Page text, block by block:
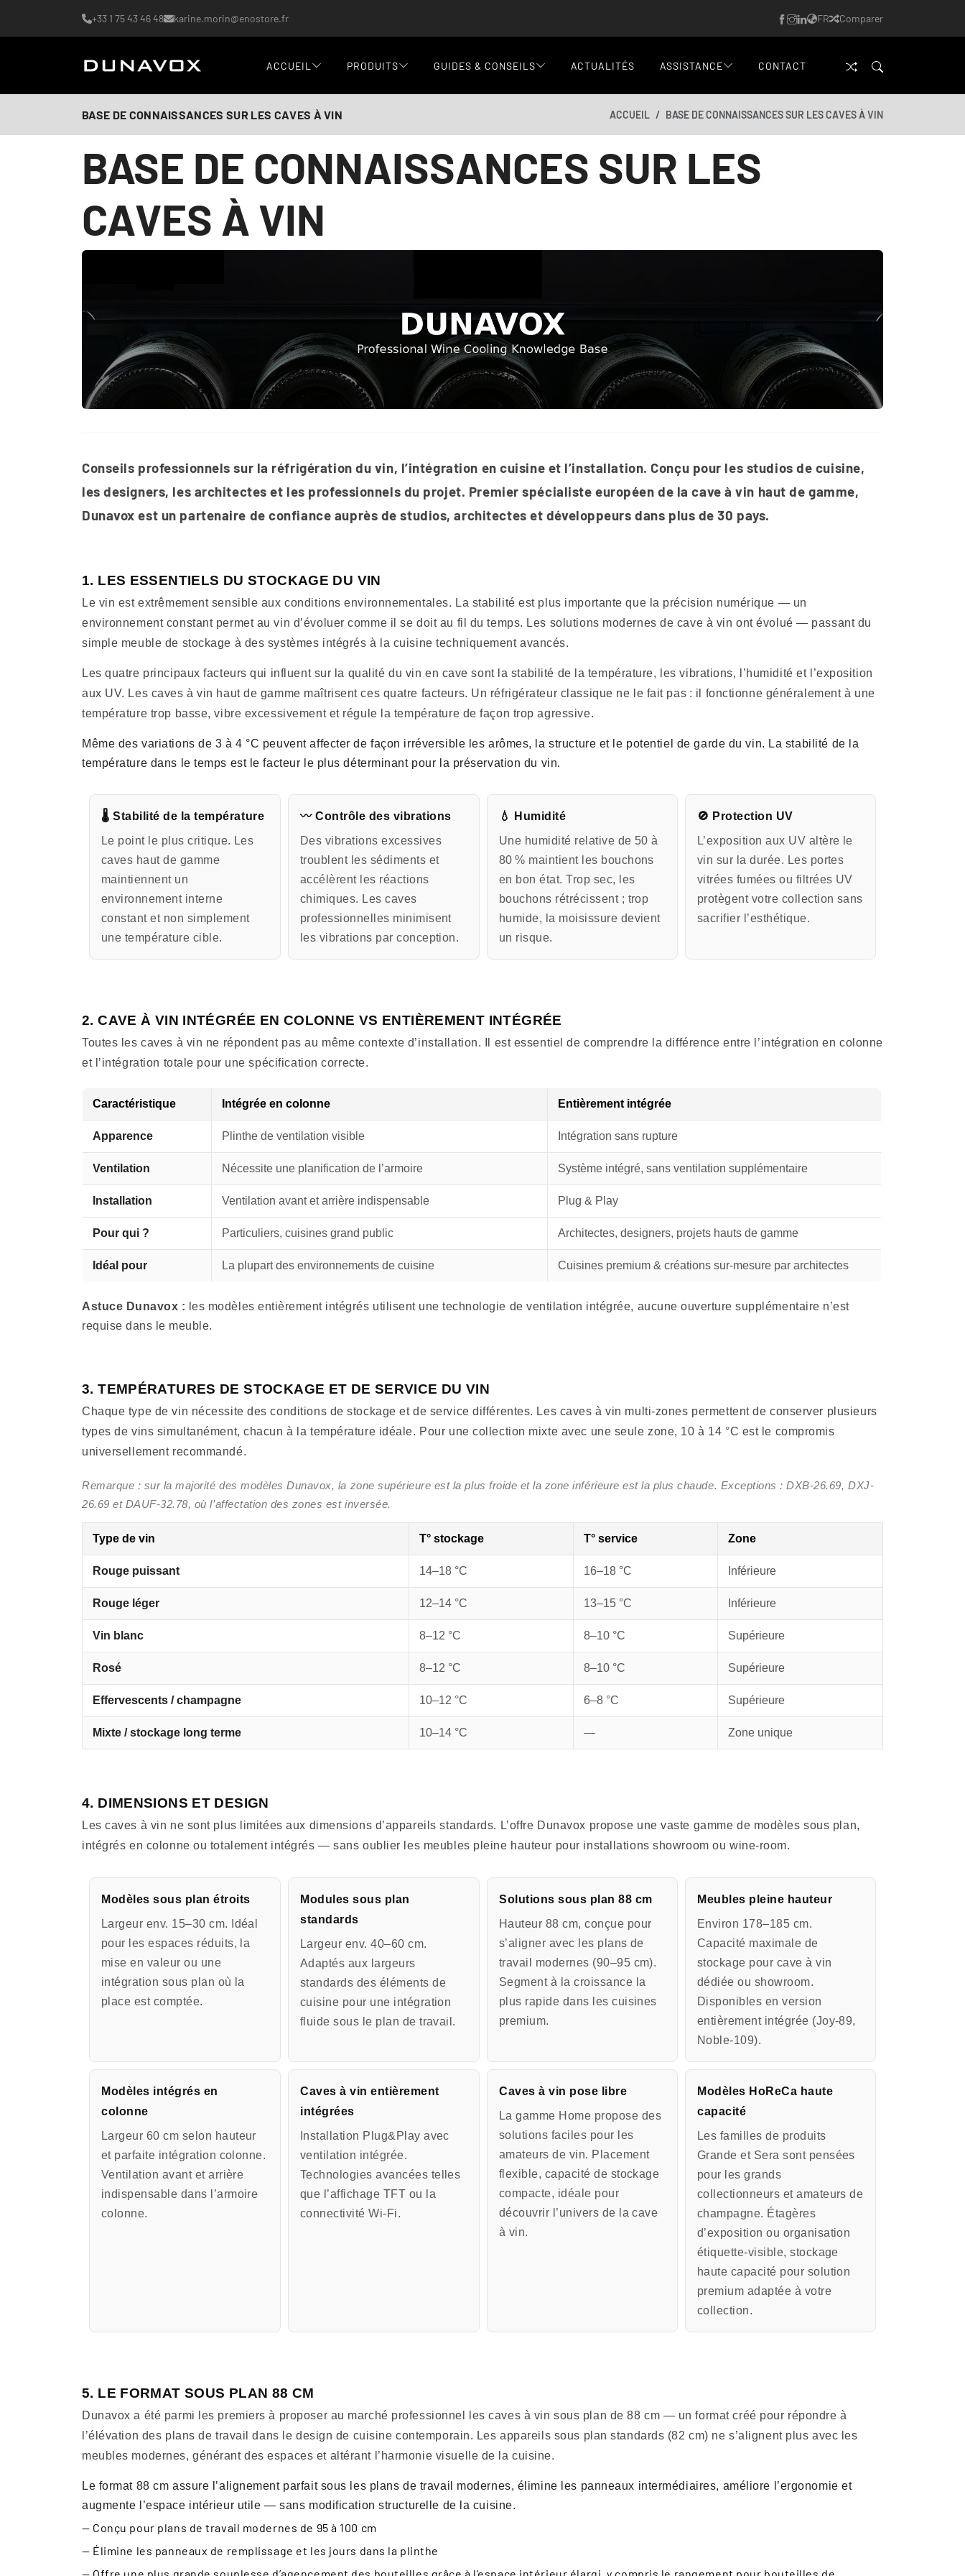
+33 1 75 43 46 48 karine.morin@enostore.fr FR Comparer
ACCUEIL PRODUITS GUIDES & CONSEILS ACTUALITÉS ASSISTANCE CONTACT
BASE DE CONNAISSANCES SUR LES CAVES À VIN ACCUEIL BASE DE CONNAISSANCES SUR LES CAVES À VIN
BASE DE CONNAISSANCES SUR LES
CAVES À VIN
Conseils professionnels sur la réfrigération du vin, l’intégration en cuisine et l’installation. Conçu pour les studios de cuisine,
les designers, les architectes et les professionnels du projet. Premier spécialiste européen de la cave à vin haut de gamme,
Dunavox est un partenaire de confiance auprès de studios, architectes et développeurs dans plus de 30 pays.
1. LES ESSENTIELS DU STOCKAGE DU VIN
Le vin est extrêmement sensible aux conditions environnementales. La stabilité est plus importante que la précision numérique — un
environnement constant permet au vin d’évoluer comme il se doit au fil du temps. Les solutions modernes de cave à vin ont évolué — passant du
simple meuble de stockage à des systèmes intégrés à la cuisine techniquement avancés.
Les quatre principaux facteurs qui influent sur la qualité du vin en cave sont la stabilité de la température, les vibrations, l’humidité et l’exposition
aux UV. Les caves à vin haut de gamme maîtrisent ces quatre facteurs. Un réfrigérateur classique ne le fait pas : il fonctionne généralement à une
température trop basse, vibre excessivement et régule la température de façon trop agressive.
Même des variations de 3 à 4 °C peuvent affecter de façon irréversible les arômes, la structure et le potentiel de garde du vin. La stabilité de la
température dans le temps est le facteur le plus déterminant pour la préservation du vin.
🌡 Stabilité de la température
Le point le plus critique. Les
caves haut de gamme
maintiennent un
environnement interne
constant et non simplement
une température cible.
〰 Contrôle des vibrations
Des vibrations excessives
troublent les sédiments et
accélèrent les réactions
chimiques. Les caves
professionnelles minimisent
les vibrations par conception.
💧 Humidité
Une humidité relative de 50 à
80 % maintient les bouchons
en bon état. Trop sec, les
bouchons rétrécissent ; trop
humide, la moisissure devient
un risque.
🚫 Protection UV
L’exposition aux UV altère le
vin sur la durée. Les portes
vitrées fumées ou filtrées UV
protègent votre collection sans
sacrifier l’esthétique.
2. CAVE À VIN INTÉGRÉE EN COLONNE VS ENTIÈREMENT INTÉGRÉE
Toutes les caves à vin ne répondent pas au même contexte d’installation. Il est essentiel de comprendre la différence entre l’intégration en colonne
et l’intégration totale pour une spécification correcte.
Caractéristique Intégrée en colonne Entièrement intégrée
Apparence Plinthe de ventilation visible Intégration sans rupture
Ventilation Nécessite une planification de l’armoire Système intégré, sans ventilation supplémentaire
Installation Ventilation avant et arrière indispensable Plug & Play
Pour qui ? Particuliers, cuisines grand public Architectes, designers, projets hauts de gamme
Idéal pour La plupart des environnements de cuisine Cuisines premium & créations sur-mesure par architectes
Astuce Dunavox : les modèles entièrement intégrés utilisent une technologie de ventilation intégrée, aucune ouverture supplémentaire n’est
requise dans le meuble.
3. TEMPÉRATURES DE STOCKAGE ET DE SERVICE DU VIN
Chaque type de vin nécessite des conditions de stockage et de service différentes. Les caves à vin multi-zones permettent de conserver plusieurs
types de vins simultanément, chacun à la température idéale. Pour une collection mixte avec une seule zone, 10 à 14 °C est le compromis
universellement recommandé.
Remarque : sur la majorité des modèles Dunavox, la zone supérieure est la plus froide et la zone inférieure est la plus chaude. Exceptions : DXB-26.69, DXJ-
26.69 et DAUF-32.78, où l’affectation des zones est inversée.
Type de vin T° stockage T° service Zone
Rouge puissant 14–18 °C 16–18 °C Inférieure
Rouge léger 12–14 °C 13–15 °C Inférieure
Vin blanc 8–12 °C 8–10 °C Supérieure
Rosé 8–12 °C 8–10 °C Supérieure
Effervescents / champagne 10–12 °C 6–8 °C Supérieure
Mixte / stockage long terme 10–14 °C — Zone unique
4. DIMENSIONS ET DESIGN
Les caves à vin ne sont plus limitées aux dimensions d’appareils standards. L’offre Dunavox propose une vaste gamme de modèles sous plan,
intégrés en colonne ou totalement intégrés — sans oublier les meubles pleine hauteur pour installations showroom ou wine-room.
Modèles sous plan étroits
Largeur env. 15–30 cm. Idéal
pour les espaces réduits, la
mise en valeur ou une
intégration sous plan où la
place est comptée.
Modules sous plan
standards
Largeur env. 40–60 cm.
Adaptés aux largeurs
standards des éléments de
cuisine pour une intégration
fluide sous le plan de travail.
Solutions sous plan 88 cm
Hauteur 88 cm, conçue pour
s’aligner avec les plans de
travail modernes (90–95 cm).
Segment à la croissance la
plus rapide dans les cuisines
premium.
Meubles pleine hauteur
Environ 178–185 cm.
Capacité maximale de
stockage pour cave à vin
dédiée ou showroom.
Disponibles en version
entièrement intégrée (Joy-89,
Noble-109).
Modèles intégrés en
colonne
Largeur 60 cm selon hauteur
et parfaite intégration colonne.
Ventilation avant et arrière
indispensable dans l’armoire
colonne.
Caves à vin entièrement
intégrées
Installation Plug&Play avec
ventilation intégrée.
Technologies avancées telles
que l’affichage TFT ou la
connectivité Wi-Fi.
Caves à vin pose libre
La gamme Home propose des
solutions faciles pour les
amateurs de vin. Placement
flexible, capacité de stockage
compacte, idéale pour
découvrir l’univers de la cave
à vin.
Modèles HoReCa haute
capacité
Les familles de produits
Grande et Sera sont pensées
pour les grands
collectionneurs et amateurs de
champagne. Étagères
d’exposition ou organisation
étiquette-visible, stockage
haute capacité pour solution
premium adaptée à votre
collection.
5. LE FORMAT SOUS PLAN 88 CM
Dunavox a été parmi les premiers à proposer au marché professionnel les caves à vin sous plan de 88 cm — un format créé pour répondre à
l’élévation des plans de travail dans le design de cuisine contemporain. Les appareils sous plan standards (82 cm) ne s’alignent plus avec les
meubles modernes, générant des espaces et altérant l’harmonie visuelle de la cuisine.
Le format 88 cm assure l’alignement parfait sous les plans de travail modernes, élimine les panneaux intermédiaires, améliore l’ergonomie et
augmente l’espace intérieur utile — sans modification structurelle de la cuisine.
— Conçu pour plans de travail modernes de 95 à 100 cm
— Élimine les panneaux de remplissage et les jours dans la plinthe